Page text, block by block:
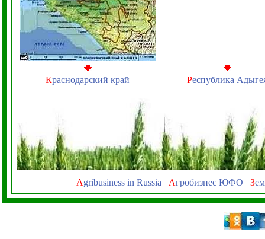
Краснодарский край Республика
Agribusiness in Russia Агробизнес ЮФО З